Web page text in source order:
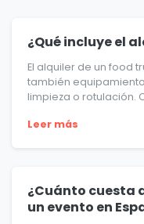
¿Qué incluye el
El alquiler de un food
también
limpieza o rotulación.
Leer más
¿Cuánto cuesta
un evento en